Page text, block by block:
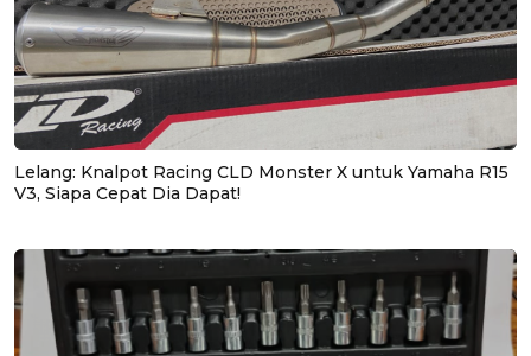
Lelang: Knalpot Racing CLD Monster X untuk Yamaha R15
V3, Siapa Cepat Dia Dapat!